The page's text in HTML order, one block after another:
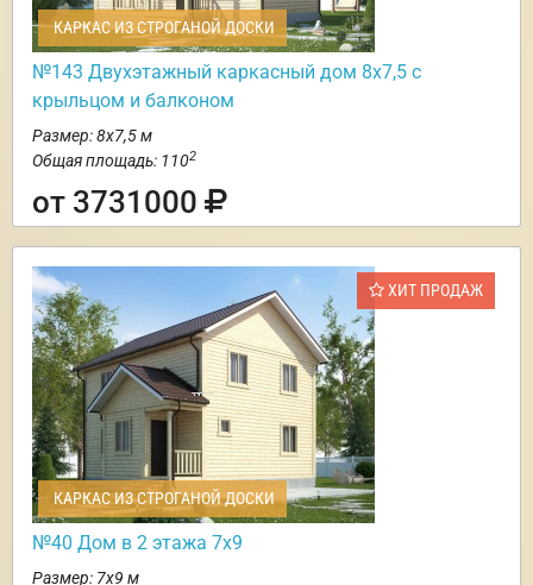
КАРКАС ИЗ СТРОГАНОЙ ДОСКИ
№143 Двухэтажный каркасный дом 8х7,5 с
крыльцом и балконом
Размер: 8х7,5 м
Общая площадь: 1102
от 3731000
ХИТ ПРОДАЖ
КАРКАС ИЗ СТРОГАНОЙ ДОСКИ
№40 Дом в 2 этажа 7х9
Размер: 7х9 м